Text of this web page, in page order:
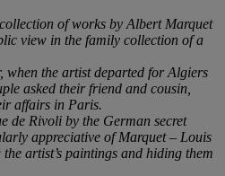
of works by Albert Marquet
view in the family collection of a
when the artist departed for Algiers
asked their friend and cousin,
affairs in Paris.
de Rivoli by the German secret
appreciative of Marquet – Louis
artist’s paintings and hiding them